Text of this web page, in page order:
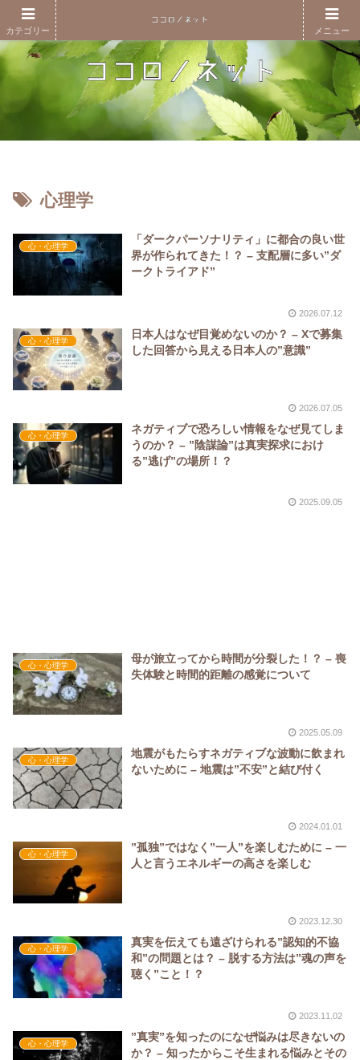
心理学
心・心理学
「ダークパーソナリティ」に都合の良い世
界が作られてきた！？ – 支配層に多い”ダ
ークトライアド”
2026.07.12
心・心理学
日本人はなぜ目覚めないのか？ – Xで募集
した回答から見える日本人の”意識”
2026.07.05
心・心理学
ネガティブで恐ろしい情報をなぜ見てしま
うのか？ – ”陰謀論”は真実探求におけ
る”逃げ”の場所！？
2025.09.05
心・心理学
母が旅立ってから時間が分裂した！？ – 喪
失体験と時間的距離の感覚について
2025.05.09
心・心理学
地震がもたらすネガティブな波動に飲まれ
ないために – 地震は”不安”と結び付く
2024.01.01
心・心理学
”孤独”ではなく”一人”を楽しむために – 一
人と言うエネルギーの高さを楽しむ
2023.12.30
心・心理学
真実を伝えても遠ざけられる”認知的不協
和”の問題とは？ – 脱する方法は”魂の声を
聴く”こと！？
2023.11.02
心・心理学
”真実”を知ったのになぜ悩みは尽きないの
か？ – 知ったからこそ生まれる悩みとその
カテゴリー メニュー